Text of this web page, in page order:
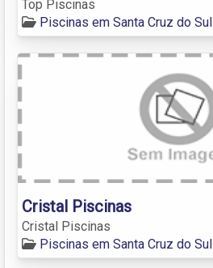
Top Piscinas
Piscinas em Santa Cruz do Sul
Cristal Piscinas
Cristal Piscinas
Piscinas em Santa Cruz do Sul